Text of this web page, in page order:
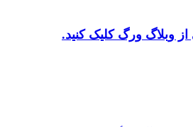
وبلاگ ورگ کلیک کنید.